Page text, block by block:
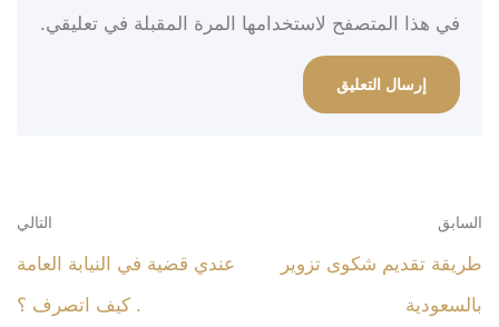
في هذا المتصفح لاستخدامها المرة المقبلة في تعليقي.
السابق
طريقة تقديم شكوى تزوير
بالسعودية
التالي
عندي قضية في النيابة العامة
. كيف اتصرف ؟